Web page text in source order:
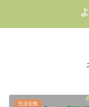
生活全般